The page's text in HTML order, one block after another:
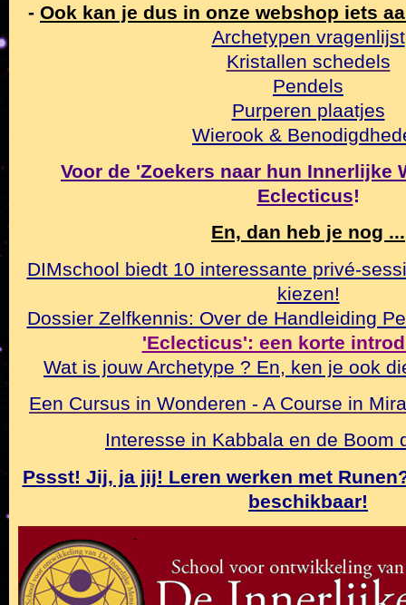
- Ook kan je dus in onze webshop iets
Archetypen vragenlijst
Kristallen schedels
Pendels
Purperen plaatjes
Wierook &
Voor de 'Zoekers naar hun Innerlijke
Eclecticus!
En, dan heb je nog ...
DIMschool biedt 10 interessante privé-
kiezen!
Dossier Zelfkennis: Over de Handleiding
'Eclecticus': een korte
Wat is jouw Archetype ? En, ken je ook
Een Cursus in Wonderen - A Course in
Interesse in Kabbala en de Boom
Pssst! Jij, ja jij! Leren werken met
beschikbaar!